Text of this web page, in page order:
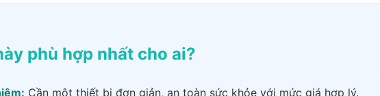
phù hợp nhất cho ai?
Cần một thiết bị đơn giản, an toàn sức khỏe với mức giá hợp lý.